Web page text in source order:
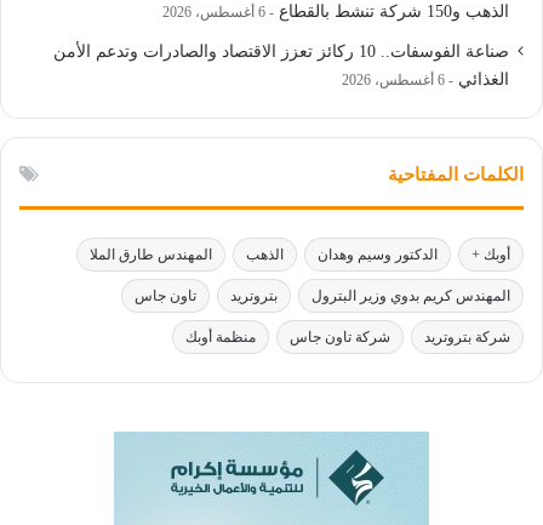
الذهب و150 شركة تنشط بالقطاع
6 أغسطس، 2026
صناعة الفوسفات.. 10 ركائز تعزز الاقتصاد والصادرات وتدعم الأمن
الغذائي
6 أغسطس، 2026
الكلمات المفتاحية
أوبك + الدكتور وسيم وهدان الذهب المهندس طارق الملا
المهندس كريم بدوي وزير البترول بتروتريد تاون جاس
شركة بتروتريد شركة تاون جاس منظمة أوبك